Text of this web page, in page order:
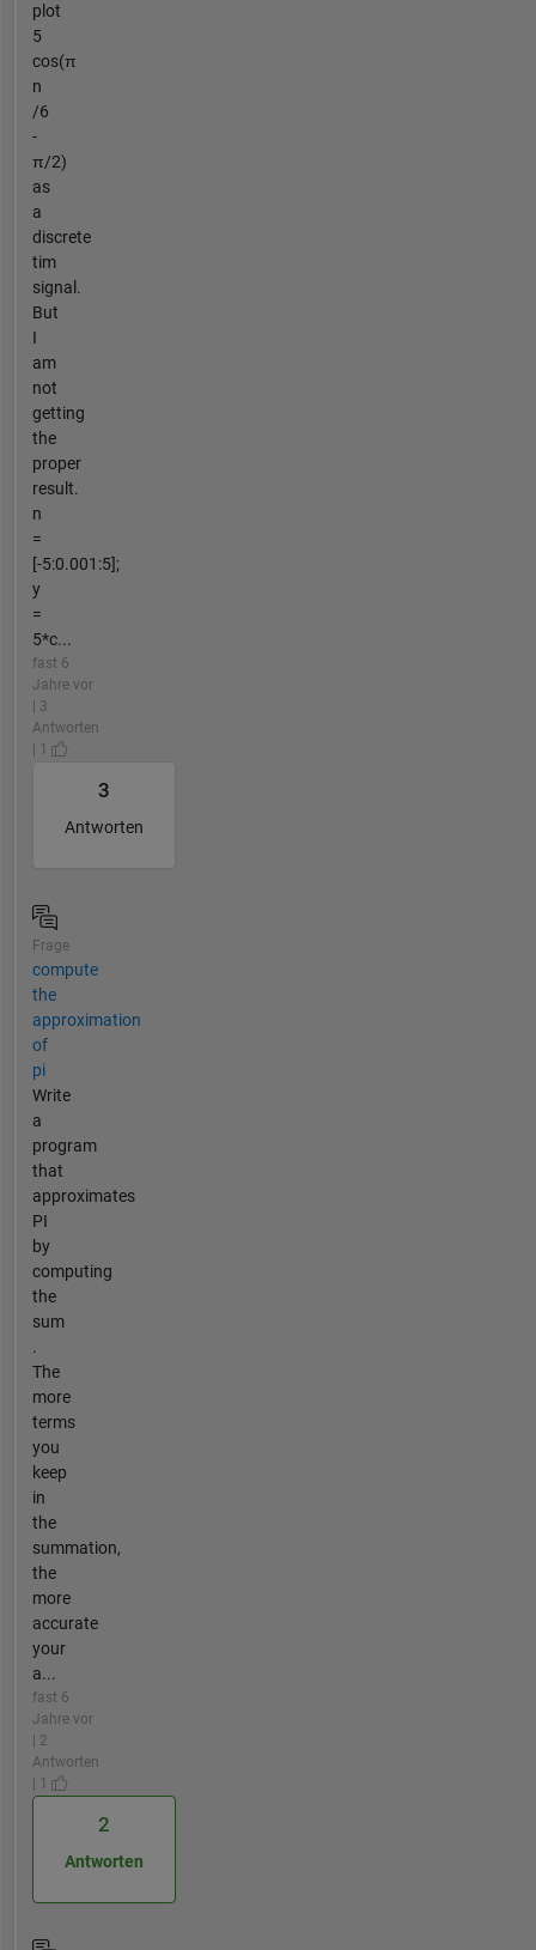
plot
5
cos(π
n
/6
-
π/2)
as
a
discrete
tim
signal.
But
I
am
not
getting
the
proper
result.
n
=
[-5:0.001:5];
y
=
5*c...
fast 6
Jahre vor
| 3
Antworten
| 1
3
Antworten
Frage
compute
the
approximation
of
pi
Write
a
program
that
approximates
PI
by
computing
the
sum
.
The
more
terms
you
keep
in
the
summation,
the
more
accurate
your
a...
fast 6
Jahre vor
| 2
Antworten
| 1
2
Antworten